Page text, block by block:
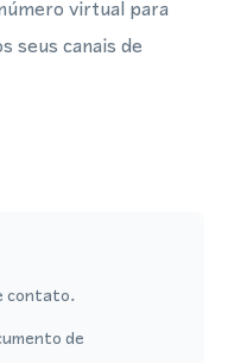
virtual para
seus canais de
contato.
de